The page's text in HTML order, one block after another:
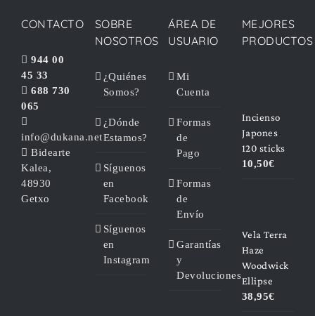
CONTACTO
944 00
45 33
688 730
065
info@dukana.net
Bidearte
Kalea,
48930
Getxo
SOBRE
NOSOTROS
¿Quiénes
Somos?
¿Dónde
Estamos?
Síguenos
en
Facebook
Síguenos
en
Instagram
ÁREA DE
USUARIO
Mi
Cuenta
Formas
de
Pago
Formas
de
Envío
Garantías
y
Devoluciones
MEJORES
PRODUCTOS
Incienso
Japones
120 sticks
10,50€
Vela Terra
Haze
Woodwick
Ellipse
38,95€